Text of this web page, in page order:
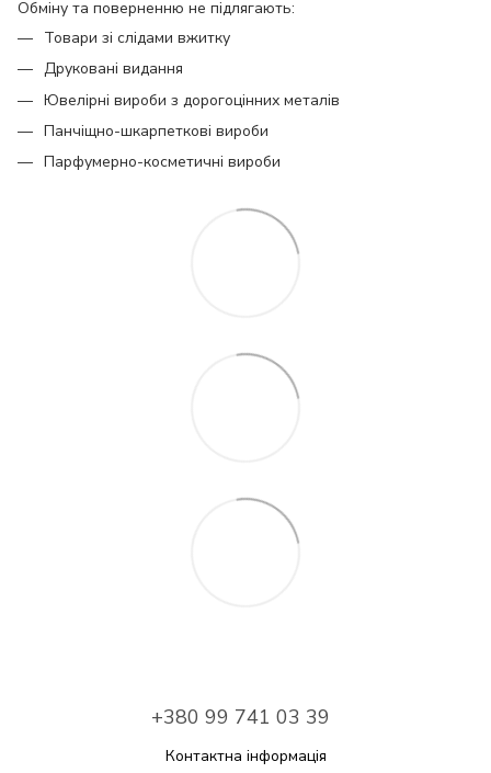
Обміну та поверненню не підлягають:
Товари зі слідами вжитку
Друковані видання
Ювелірні вироби з дорогоцінних металів
Панчіщно-шкарпеткові вироби
Парфумерно-косметичні вироби
+380 99 741 03 39
Контактна інформація